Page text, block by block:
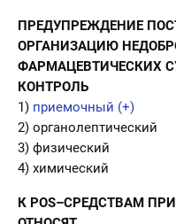
ПРЕДУПРЕЖДЕНИЕ
ОРГАНИЗАЦИЮ
ФАРМАЦЕВТИЧЕСКИХ
КОНТРОЛЬ
1) приемочный (+)
2) органолептический
3) физический
4) химический
К POS–СРЕДСТВАМ